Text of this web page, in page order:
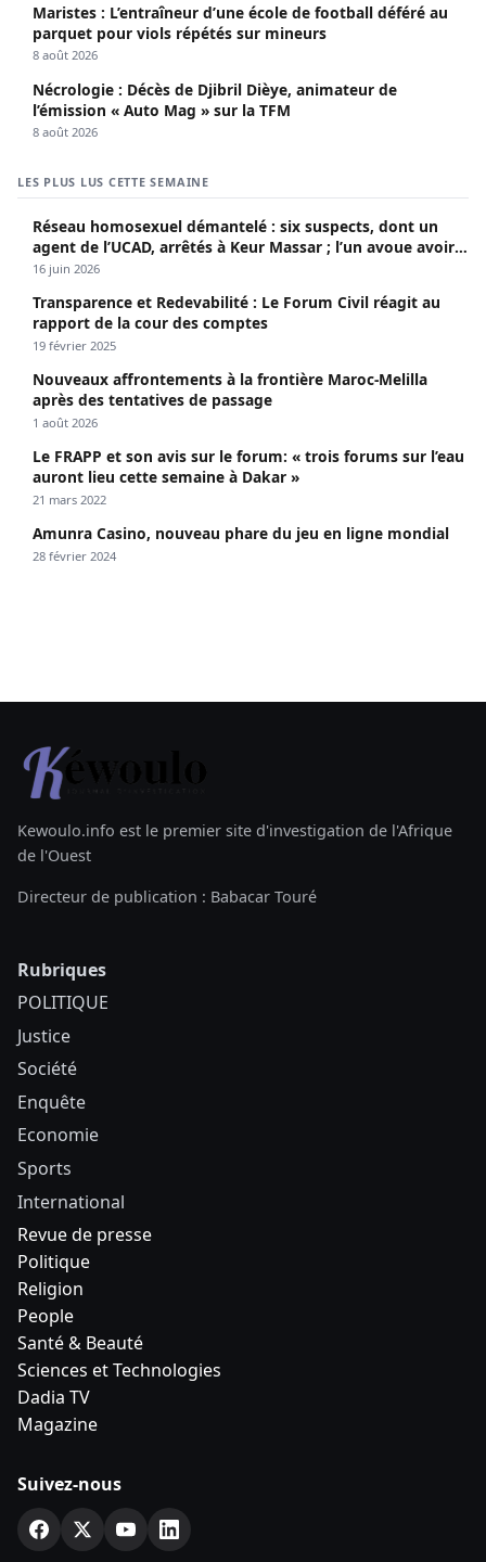
Maristes : L’entraîneur d’une école de football déféré au
parquet pour viols répétés sur mineurs
8 août 2026
Nécrologie : Décès de Djibril Dièye, animateur de
l’émission « Auto Mag » sur la TFM
8 août 2026
LES PLUS LUS CETTE SEMAINE
Réseau homosexuel démantelé : six suspects, dont un
agent de l’UCAD, arrêtés à Keur Massar ; l’un avoue avoir
propagé le VIH depuis 2018
16 juin 2026
Transparence et Redevabilité : Le Forum Civil réagit au
rapport de la cour des comptes
19 février 2025
Nouveaux affrontements à la frontière Maroc-Melilla
après des tentatives de passage
1 août 2026
Le FRAPP et son avis sur le forum: « trois forums sur l’eau
auront lieu cette semaine à Dakar »
21 mars 2022
Amunra Casino, nouveau phare du jeu en ligne mondial
28 février 2024
Kewoulo.info est le premier site d'investigation de l'Afrique
de l'Ouest
Directeur de publication : Babacar Touré
Rubriques
POLITIQUE
Justice
Société
Enquête
Economie
Sports
International
Revue de presse
Politique
Religion
People
Santé & Beauté
Sciences et Technologies
Dadia TV
Magazine
Suivez-nous